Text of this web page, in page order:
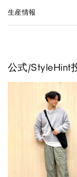
生産情報
公式/StyleHint